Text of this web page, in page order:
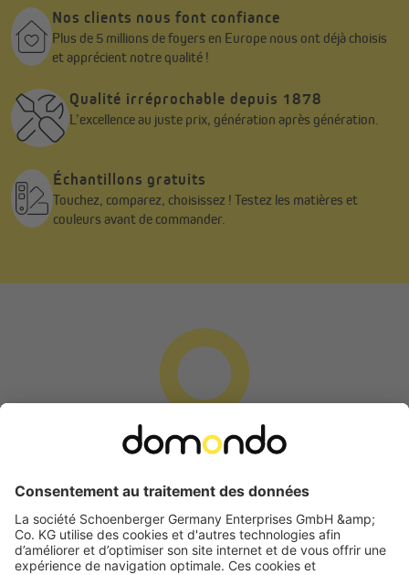
Nos clients nous font confiance
Plus de 5 millions de foyers en Europe nous ont déjà choisis
et apprécient notre qualité !
Qualité irréprochable depuis 1878
L’excellence au juste prix, génération après génération.
Échantillons gratuits
Touchez, comparez, choisissez ! Testez les matières et
couleurs avant de commander.
Demande de rétractation